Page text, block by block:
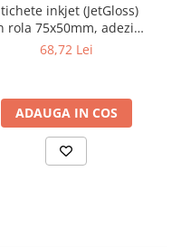
inkjet (JetGloss)
rola 75x50mm, adeziv
permanent, 1500
68,72 Lei
ADAUGA IN COS